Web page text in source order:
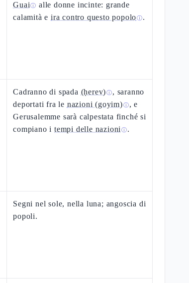
Guai ⓘ alle donne incinte: grande
calamità eira contro questo popoloⓘ.
Cadranno di spada (ḥerev)ⓘ, saranno
deportati fra le nazioni (goyim)ⓘ, e
Gerusalemme sarà calpestata finché si
compiano itempi delle nazioni ⓘ.
Segni nel sole, nella luna; angoscia di
popoli.